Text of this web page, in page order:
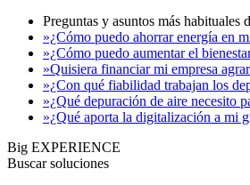
Preguntas y asuntos más habituales
»¿Cómo puedo ahorrar energía en
»¿Cómo puedo aumentar el
»Quisiera financiar mi empresa
»¿Con qué fiabilidad trabajan los
»¿Qué depuración de aire necesito
»¿Qué aporta la digitalización a mi
Big EXPERIENCE
Buscar soluciones